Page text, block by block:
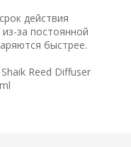
действия
за постоянной
быстрее.
Reed Diffuser